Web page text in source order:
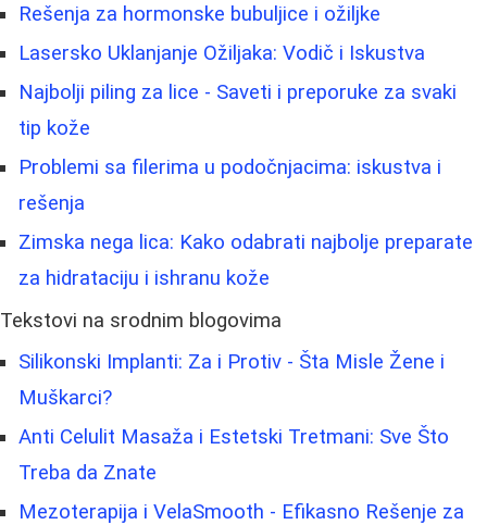
Rešenja za hormonske bubuljice i ožiljke
Lasersko Uklanjanje Ožiljaka: Vodič i Iskustva
Najbolji piling za lice - Saveti i preporuke za svaki
tip kože
Problemi sa filerima u podočnjacima: iskustva i
rešenja
Zimska nega lica: Kako odabrati najbolje preparate
za hidrataciju i ishranu kože
Tekstovi na srodnim blogovima
Silikonski Implanti: Za i Protiv - Šta Misle Žene i
Muškarci?
Anti Celulit Masaža i Estetski Tretmani: Sve Što
Treba da Znate
Mezoterapija i VelaSmooth - Efikasno Rešenje za